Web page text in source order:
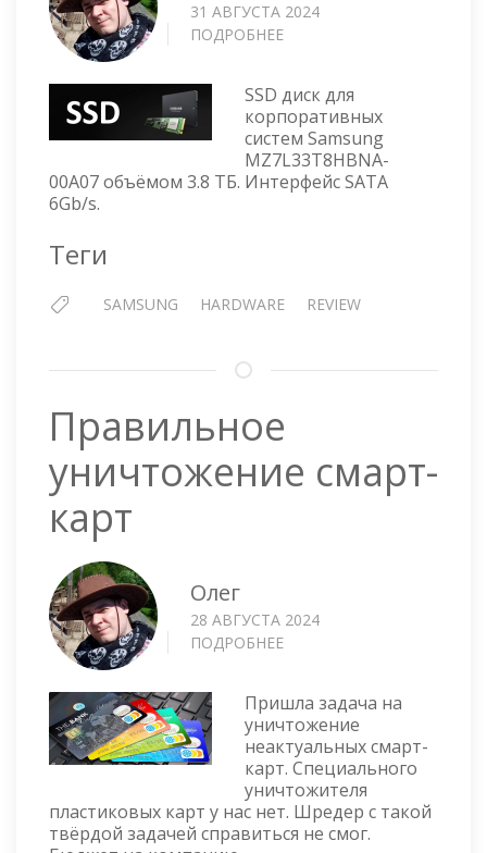
31 АВГУСТА 2024
ПОДРОБНЕЕ
SATA
3.8
ТБ
—
MZ7L33T8HBNA-
SSD диск для
корпоративных
систем Samsung
MZ7L33T8HBNA-
00A07 объёмом 3.8 ТБ. Интерфейс SATA
6Gb/s.
Теги
SAMSUNG HARDWARE REVIEW
Правильное
уничтожение смарт-
карт
Олег
28 АВГУСТА 2024
ПОДРОБНЕЕ
СМАРТ-
КАРТ
Пришла задача на
уничтожение
неактуальных смарт-
карт. Специального
уничтожителя
пластиковых карт у нас нет. Шредер с такой
твёрдой задачей справиться не смог.